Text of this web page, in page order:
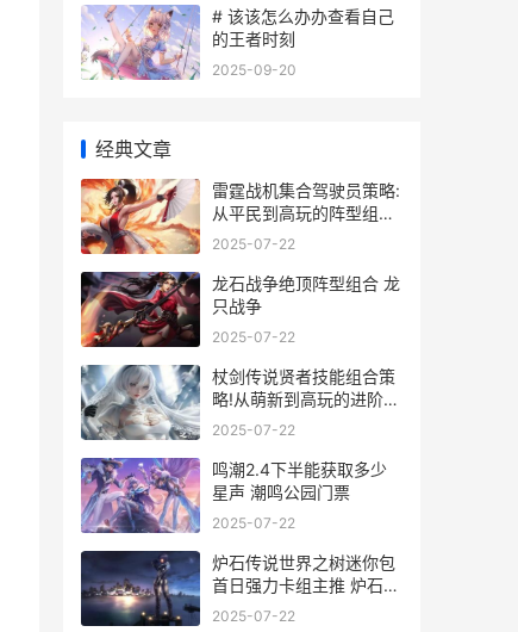
# 该该怎么办办查看自己
的王者时刻
2025-09-20
经典文章
雷霆战机集合驾驶员策略:
从平民到高玩的阵型组合
和资源分配指导 雷霆战机
2025-07-22
龙石战争绝顶阵型组合 龙
只战争
2025-07-22
杖剑传说贤者技能组合策
略!从萌新到高玩的进阶指
导 杖剑传说贤者技能一览
2025-07-22
鸣潮2.4下半能获取多少
星声 潮鸣公园门票
2025-07-22
炉石传说世界之树迷你包
首日强力卡组主推 炉石传
说世界赛视频
2025-07-22